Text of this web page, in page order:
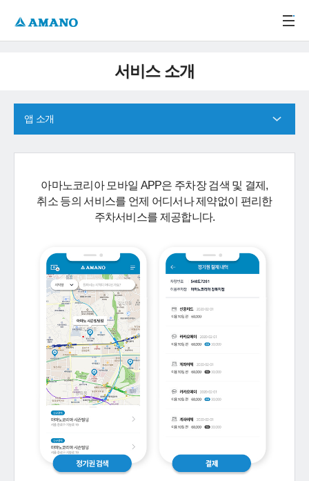
서비스 소개
앱 소개
아마노코리아 모바일 APP은 주차장 검색 및 결제,
취소 등의 서비스를 언제 어디서나 제약없이 편리한
주차서비스를 제공합니다.